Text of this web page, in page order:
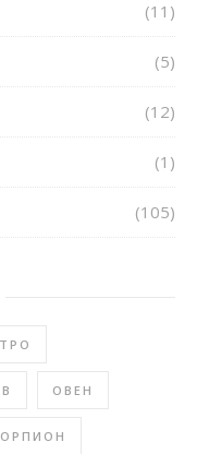
(11)
(5)
(12)
(1)
(105)
ОВЕН